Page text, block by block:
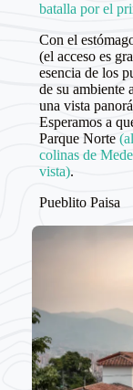
batalla por el
Con el
(el acceso es
esencia de los
de su ambiente
una vista
Esperamos a
Parque Norte
colinas de
vista).
Pueblito Paisa